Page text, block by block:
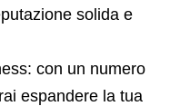
solida e
con un numero
espandere la tua